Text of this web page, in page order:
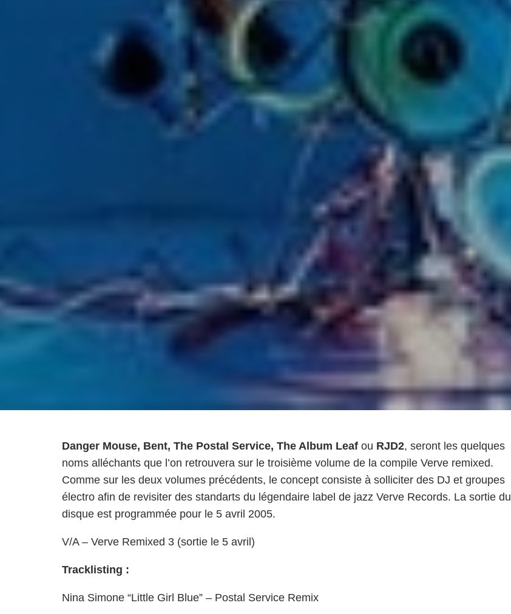
Danger Mouse, Bent, The Postal Service, The Album Leaf ou RJD2, seront les quelques
noms alléchants que l’on retrouvera sur le troisième volume de la compile Verve remixed.
Comme sur les deux volumes précédents, le concept consiste à solliciter des DJ et groupes
électro afin de revisiter des standarts du légendaire label de jazz Verve Records. La sortie du
disque est programmée pour le 5 avril 2005.
V/A – Verve Remixed 3 (sortie le 5 avril)
Tracklisting :
Nina Simone “Little Girl Blue” – Postal Service Remix